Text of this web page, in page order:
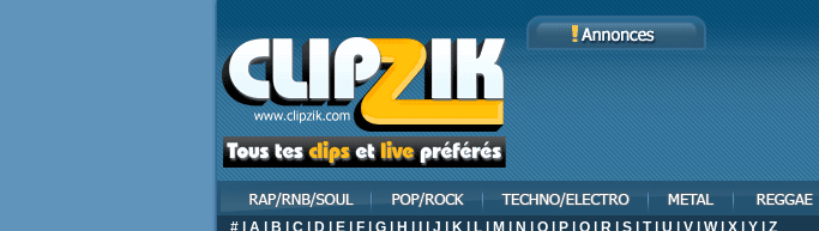
# A B C D E F G H J K L M N O P Q R S T| U V W| X Y Z